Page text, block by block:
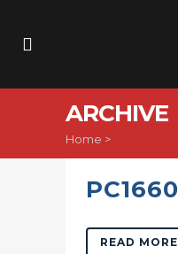
ARCHIVE
Home >
PC1660
READ MORE